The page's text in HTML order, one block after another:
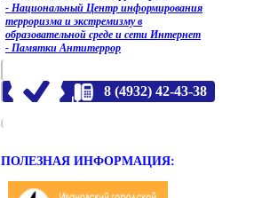
- Национальный Центр информирования
терроризма и экстремизму в
образовательной среде и сети Интернет
- Памятки Антитеррор
8 (4932) 42-43-38
ПОЛЕЗНАЯ ИНФОРМАЦИЯ: